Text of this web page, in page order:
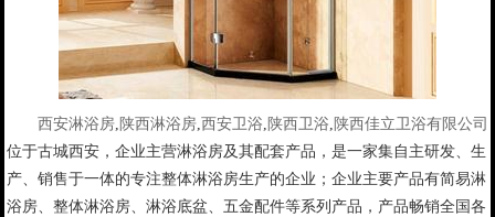
西安淋浴房, 陕西淋浴房,西安卫浴, 陕西卫浴, 陕西佳立卫浴有限公司
位于古城西安，企业主营淋浴房及其配套产品，是一家集自主研发、生
产、销售于一体的专注整体淋浴房生产的企业；企业主要产品有简易淋
浴房、整体淋浴房、淋浴底盆、五金配件等系列产品，产品畅销全国各